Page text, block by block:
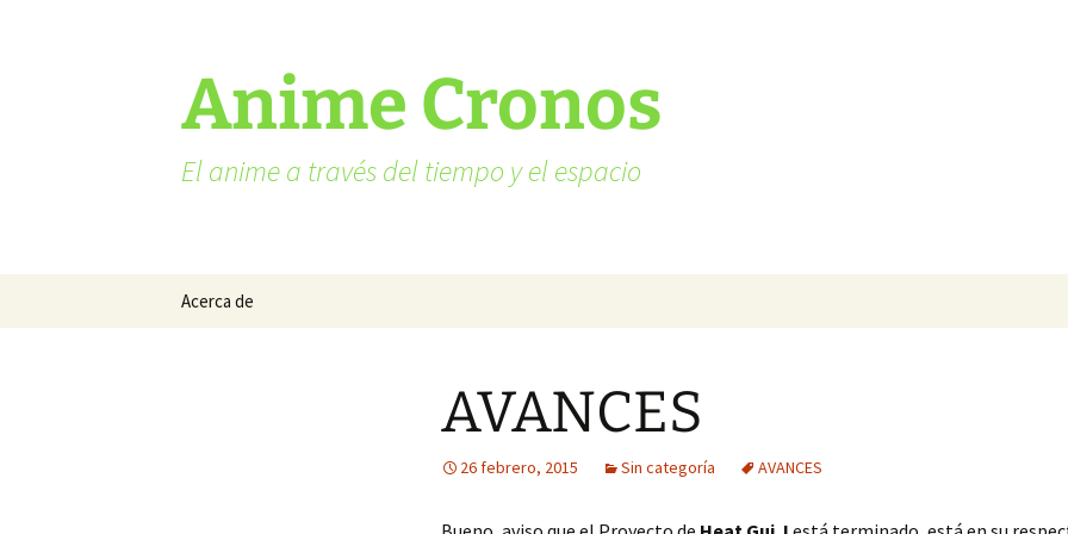
Anime Cronos
El anime a través del tiempo y el espacio
Acerca de
AVANCES
26 febrero, 2015 Sin categoría AVANCES